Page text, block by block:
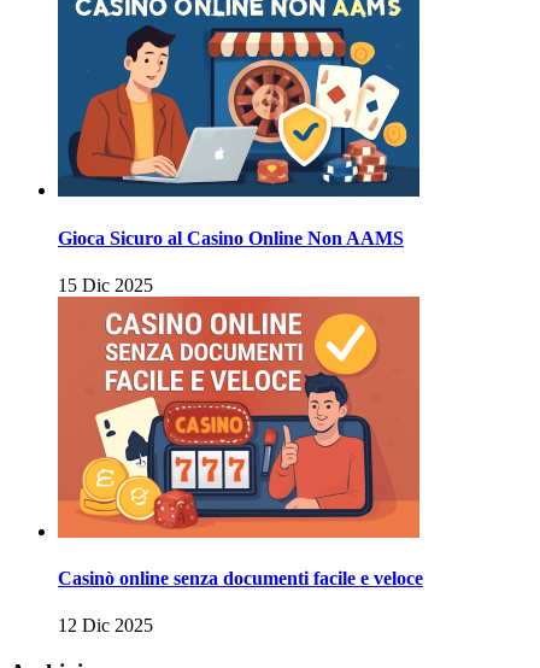
Gioca Sicuro al Casino Online Non AAMS
15 Dic 2025
Casinò online senza documenti facile e veloce
12 Dic 2025